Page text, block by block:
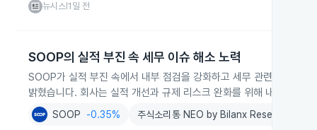
뉴시스 |1일 전
SOOP의 실적 부진 속 세무 이슈 해소 노력
SOOP가 실적 부진 속에서 내부 점검을 강화하고 세무 관련 이슈 해
밝혔습니다. 회사는 실적 개선과 규제 리스크 완화를 위해 내부 조치
SOOP -0.35% 주식소리통 NEO by Bilanx Research